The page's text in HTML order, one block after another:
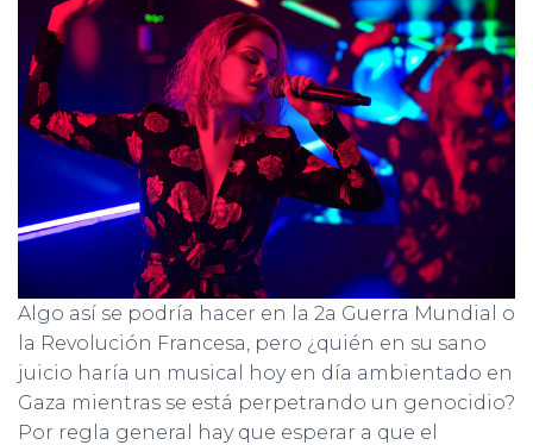
Algo así se podría hacer en la 2a Guerra Mundial o
la Revolución Francesa, pero ¿quién en su sano
juicio haría un musical hoy en día ambientado en
Gaza mientras se está perpetrando un genocidio?
Por regla general hay que esperar a que el